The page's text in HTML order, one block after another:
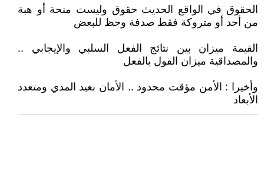
الحقوق في الواقع الحديث حقوق وليست منحة أو هبة
من أحد أو متروكة فقط صدفة وحظ للبعض
القيمة ميزان بين نتائج الفعل السلبي والإيجابي ..
والمصداقية ميزان القول بالفعل
وأخيرا : الأمن مؤقت محدود .. الأمان بعيد المدي ومتعدد
الأبعاد